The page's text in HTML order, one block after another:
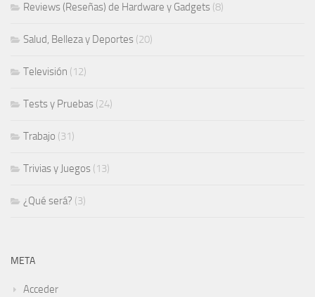
Reviews (Reseñas) de Hardware y Gadgets (8)
Salud, Belleza y Deportes (20)
Televisión (12)
Tests y Pruebas (24)
Trabajo (31)
Trivias y Juegos (13)
¿Qué será? (3)
META
Acceder